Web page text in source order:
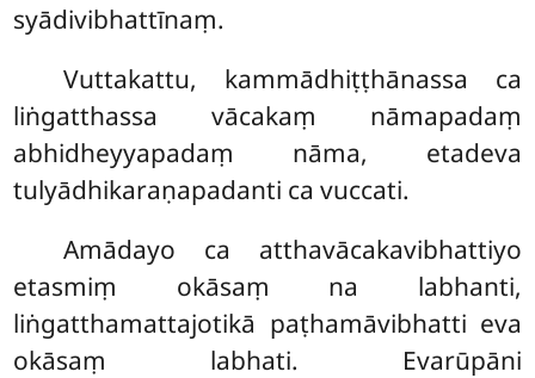
syādivibhattīnaṃ.
Vuttakattu, kammādhiṭṭhānassa ca
liṅgatthassa vācakaṃ nāmapadaṃ
abhidheyyapadaṃ nāma, etadeva
tulyādhikaraṇapadanti ca vuccati.
Amādayo ca atthavācakavibhattiyo
etasmiṃ okāsaṃ na labhanti,
liṅgatthamattajotikā paṭhamāvibhatti eva
okāsaṃ labhati. Evarūpāni